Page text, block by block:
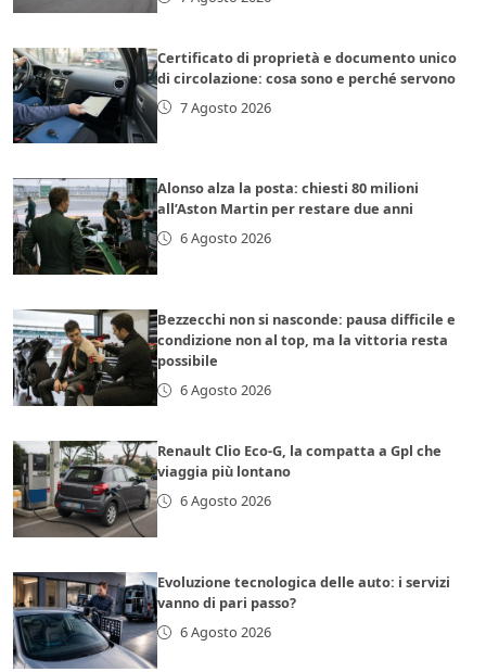
Certificato di proprietà e documento unico
di circolazione: cosa sono e perché servono
7 Agosto 2026
Alonso alza la posta: chiesti 80 milioni
all’Aston Martin per restare due anni
6 Agosto 2026
Bezzecchi non si nasconde: pausa difficile e
condizione non al top, ma la vittoria resta
possibile
6 Agosto 2026
Renault Clio Eco-G, la compatta a Gpl che
viaggia più lontano
6 Agosto 2026
Evoluzione tecnologica delle auto: i servizi
vanno di pari passo?
6 Agosto 2026